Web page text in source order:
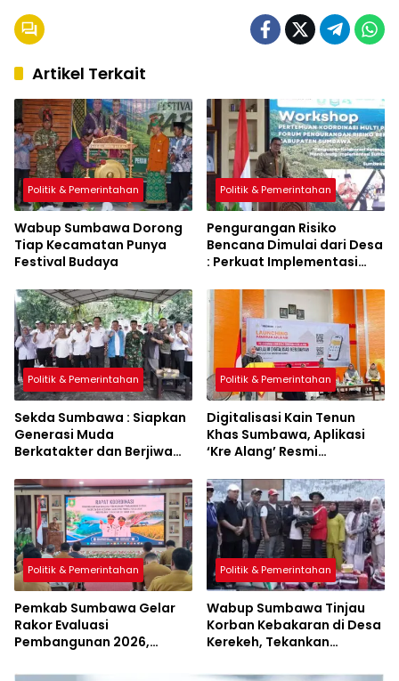
Artikel Terkait
Politik & Pemerintahan
Wabup Sumbawa Dorong
Tiap Kecamatan Punya
Festival Budaya
Politik & Pemerintahan
Pengurangan Risiko
Bencana Dimulai dari Desa
: Perkuat Implementasi
Politik & Pemerintahan
Sekda Sumbawa : Siapkan
Generasi Muda
Berkatakter dan Berjiwa
Politik & Pemerintahan
Digitalisasi Kain Tenun
Khas Sumbawa, Aplikasi
‘Kre Alang’ Resmi
Politik & Pemerintahan
Pemkab Sumbawa Gelar
Rakor Evaluasi
Pembangunan 2026,
Perubahan Resmi
Politik & Pemerintahan
Wabup Sumbawa Tinjau
Korban Kebakaran di Desa
Kerekeh, Tekankan